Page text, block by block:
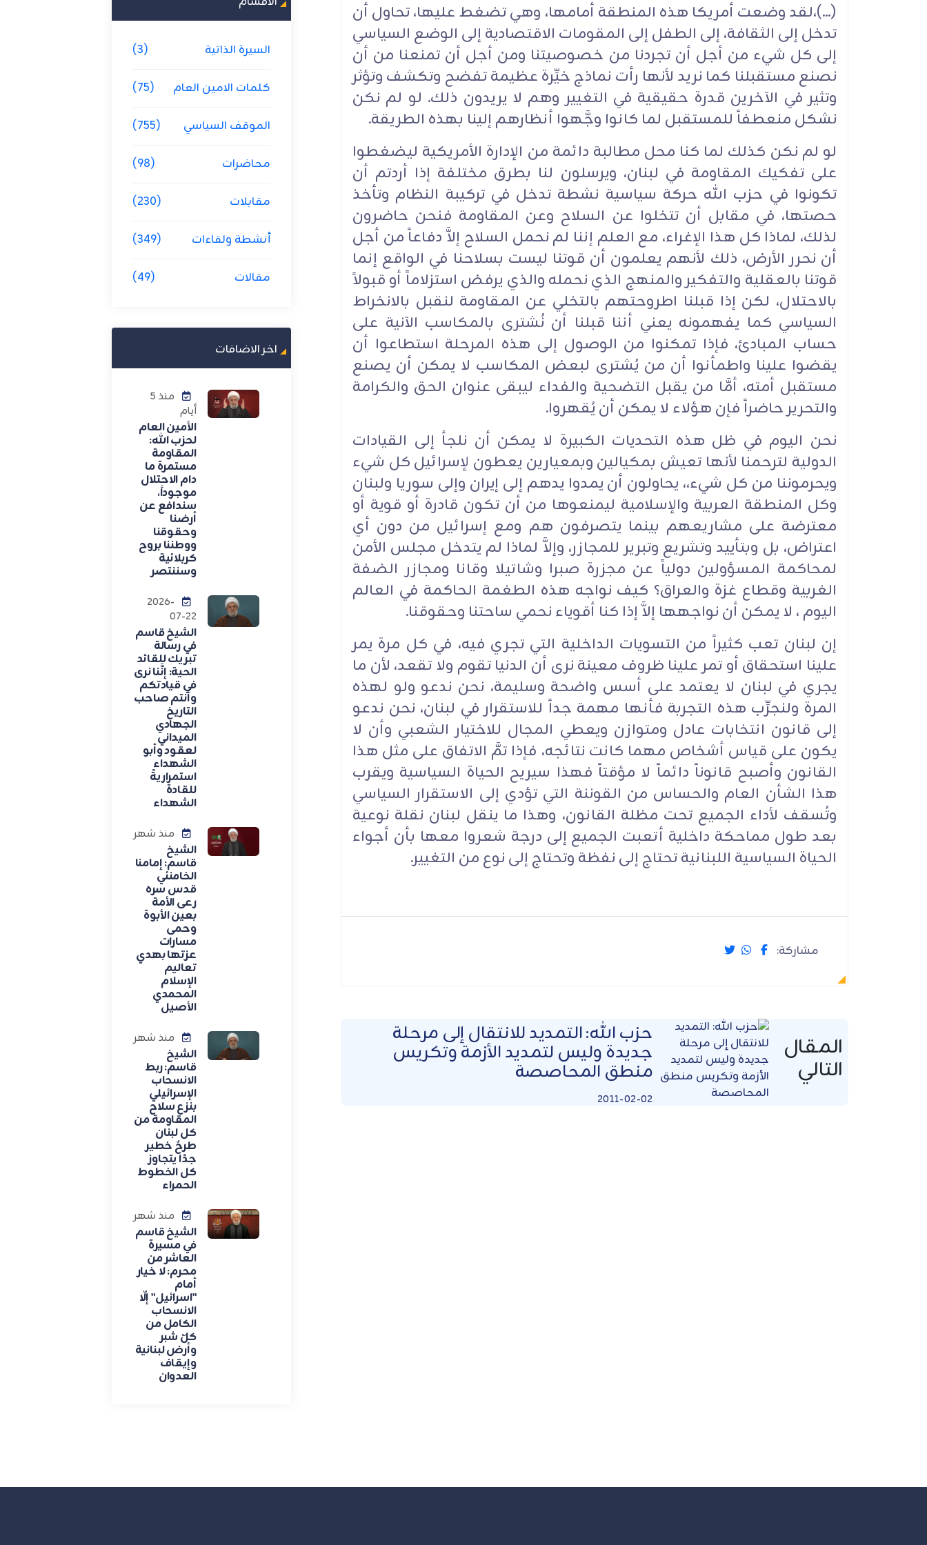
(...)،لقد وضعت أمريكا هذه المنطقة أمامها، وهي تضغط عليها، تحاول أن
تدخل إلى الثقافة، إلى الطفل إلى المقومات الاقتصادية إلى الوضع السياسي
إلى كل شيء من أجل أن تجردنا من خصوصيتنا ومن أجل أن تمنعنا من أن
نصنع مستقبلنا كما نريد لأنها رأت نماذج خيِّرة عظيمة تفضح وتكشف وتؤثر
وتثير في الآخرين قدرة حقيقية في التغيير وهم لا يريدون ذلك. لو لم نكن
نشكل منعطفاً للمستقبل لما كانوا وجَّهوا أنظارهم إلينا بهذه الطريقة.‏
لو لم نكن كذلك لما كنا محل مطالبة دائمة من الإدارة الأمريكية ليضغطوا
على تفكيك المقاومة في لبنان، ويرسلون لنا بطرق مختلفة إذا أردتم أن
تكونوا في حزب الله حركة سياسية نشطة تدخل في تركيبة النظام وتأخذ
حصتها، في مقابل أن تتخلوا عن السلاح وعن المقاومة فنحن حاضرون
لذلك، لماذا كل هذا الإغراء، مع العلم إننا لم نحمل السلاح إلاَّ دفاعاً من أجل
أن نحرر الأرض، ذلك لأنهم يعلمون أن قوتنا ليست بسلاحنا في الواقع إنما
قوتنا بالعقلية والتفكير والمنهج الذي نحمله والذي يرفض استزلاماً أو قبولاً
بالاحتلال، لكن إذا قبلنا اطروحتهم بالتخلي عن المقاومة لنقبل بالانخراط
السياسي كما يفهمونه يعني أننا قبلنا أن نُشترى بالمكاسب الآنية على
حساب المبادئ، فإذا تمكنوا من الوصول إلى هذه المرحلة استطاعوا أن
يقضوا علينا واطمأنوا أن من يُشترى لبعض المكاسب لا يمكن أن يصنع
مستقبل أمته، أمَّا من يقبل التضحية والفداء ليبقى عنوان الحق والكرامة
والتحرير حاضراً فإن هؤلاء لا يمكن أن يُقهروا.‏
نحن اليوم في ظل هذه التحديات الكبيرة لا يمكن أن نلجأ إلى القيادات
الدولية لترحمنا لأنها تعيش بمكيالين وبمعيارين يعطون لإسرائيل كل شيء
ويحرموننا من كل شيء،، يحاولون أن يمدوا يدهم إلى إيران وإلى سوريا ولبنان
وكل المنطقة العربية والإسلامية ليمنعوها من أن تكون قادرة أو قوية أو
معترضة على مشاريعهم بينما يتصرفون هم ومع إسرائيل من دون أي
اعتراض، بل وبتأييد وتشريع وتبرير للمجازر، وإلاَّ لماذا لم يتدخل مجلس الأمن
لمحاكمة المسؤولين دولياً عن مجزرة صبرا وشاتيلا وقانا ومجازر الضفة
الغربية وقطاع غزة والعراق؟ كيف نواجه هذه الطغمة الحاكمة في العالم
اليوم ، لا يمكن أن نواجهها إلاَّ إذا كنا أقوياء نحمي ساحتنا وحقوقنا.‏
إن لبنان تعب كثيراً من التسويات الداخلية التي تجري فيه، في كل مرة يمر
علينا استحقاق أو تمر علينا ظروف معينة نرى أن الدنيا تقوم ولا تقعد، لأن ما
يجري في لبنان لا يعتمد على أسس واضحة وسليمة، نحن ندعو ولو لهذه
المرة ولنجرِّب هذه التجربة فأنها مهمة جداً للاستقرار في لبنان، نحن ندعو
إلى قانون انتخابات عادل ومتوازن ويعطي المجال للاختيار الشعبي وأن لا
يكون على قياس أشخاص مهما كانت نتائجه، فإذا تمَّ الاتفاق على مثل هذا
القانون وأصبح قانوناً دائماً لا مؤقتاً فهذا سيريح الحياة السياسية ويقرب
هذا الشأن العام والحساس من القوننة التي تؤدي إلى الاستقرار السياسي
وتُسقف لأداء الجميع تحت مظلة القانون، وهذا ما ينقل لبنان نقلة نوعية
بعد طول مماحكة داخلية أتعبت الجميع إلى درجة شعروا معها بأن أجواء
الحياة السياسية اللبنانية تحتاج إلى نفظة وتحتاج إلى نوع من التغيير.‏
مشاركة:
المقال
التالي
حزب الله: التمديد للانتقال إلى مرحلة
جديدة وليس لتمديد الأزمة وتكريس
منطق المحاصصة
2011-02-02
السيرة الذاتية (3)
كلمات الامين العام (75)
الموقف السياسي (755)
محاضرات (98)
مقابلات (230)
أنشطة ولقاءات (349)
مقالات (49)
اخر الاضافات
منذ 5
أيام
الأمين العام
لحزب الله:
المقاومة
مستمرة ما
دام الاحتلال
موجوداً،
سندافع عن
أرضنا
وحقوقنا
ووطننا بروح
كربلائية
وسننتصر
2026-
07-22
الشيخ قاسم
في رسالة
تبريك للقائد
الحية: إنَّنا نرى
في قيادتكم
وأنتم صاحب
التاريخ
الجهادي
الميداني
لعقود وأبو
الشهداء
استمراريةً
للقادة
الشهداء
منذ شهر
الشيخ
قاسم: إمامنا
الخامنئي
قدس سره
رعى الأمة
بعين الأبوة
وحمى
مسارات
عزتها بهدي
تعاليم
الإسلام
المحمدي
الأصيل
منذ شهر
الشيخ
قاسم: ربط
الانسحاب
الإسرائيلي
بنزع سلاح
المقاومة من
كل لبنان
طرحٌ خطير
جدًا يتجاوز
كل الخطوط
الحمراء
منذ شهر
الشيخ قاسم
في مسيرة
العاشر من
محرم: لا خيار
أمام
"اسرائيل" إلّا
الانسحاب
الكامل من
كلّ شبر
وأرض لبنانية
وإيقاف
العدوان